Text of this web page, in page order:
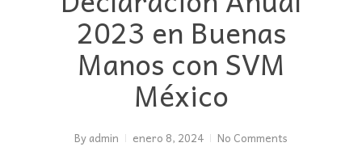
2023 en Buenas
Manos con SVM
México
Byadmin enero 8, 2024 No Comments